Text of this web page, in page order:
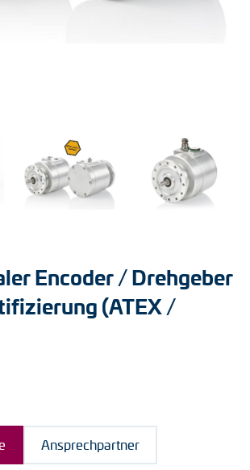
Wandler
Encoder / Drehgeber
(ATEX /
Ansprechpartner